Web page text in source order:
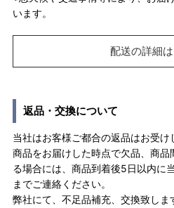
います。
配送の詳細
返品・交換について
当社はお客様ご都合の返品はお受け
商品をお届けした時点で欠品、商
る場合には、商品到着後5日以内に
までご連絡ください。
弊社にて、不足品補充、交換致しま